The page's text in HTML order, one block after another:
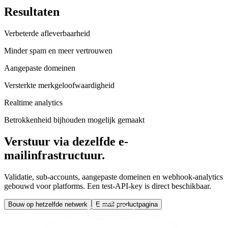
Resultaten
Verbeterde afleverbaarheid
Minder spam en meer vertrouwen
Aangepaste domeinen
Versterkte merkgeloofwaardigheid
Realtime analytics
Betrokkenheid bijhouden mogelijk gemaakt
Verstuur via dezelfde e-
mailinfrastructuur.
Validatie, sub-accounts, aangepaste domeinen en webhook-analytics
gebouwd voor platforms. Een test-API-key is direct beschikbaar.
Bouw op hetzelfde netwerk E-mail productpagina